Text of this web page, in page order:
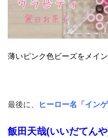
薄いピンク色ビーズをメイン
最後に、 ヒーロー名「インゲ
飯田天哉(いいだてん